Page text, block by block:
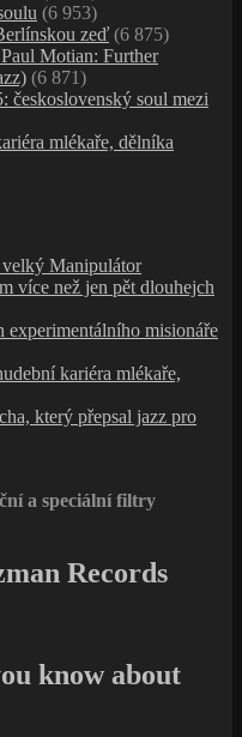
(6 953)
zeď (6 875)
Motian: Further
(6 871)
československý soul mezi
mlékaře, dělníka
Manipulátor
více než jen pět dlouhejch
experimentálního misionáře
kariéra mlékaře,
který přepsal jazz pro
a speciální filtry
Records
know about